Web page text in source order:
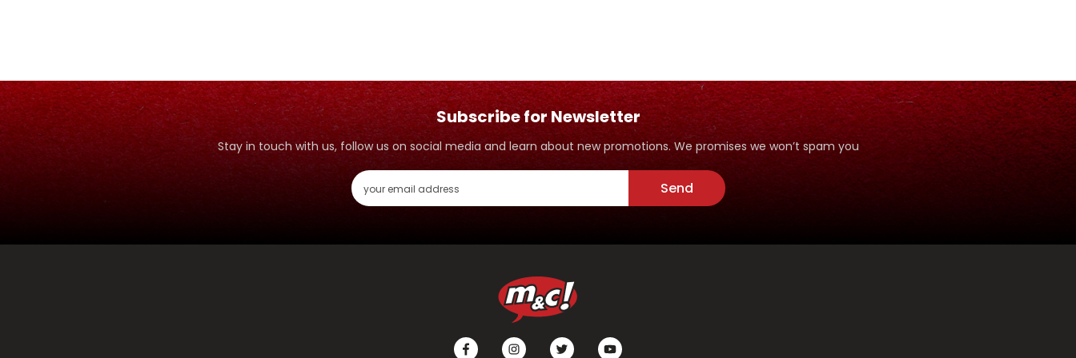
Subscribe for Newsletter
Stay in touch with us, follow us on social media and learn about new promotions. We promises we won’t spam you
Send